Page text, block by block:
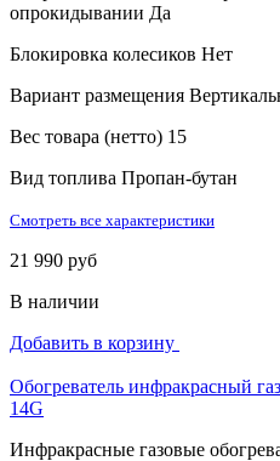
опрокидывании Да
Блокировка колесиков Нет
Вариант размещения
Вес товара (нетто) 15
Вид топлива Пропан-бутан
Смотреть все характеристики
21 990 руб
В наличии
Добавить в корзину
Обогреватель инфракрасный
14G
Инфракрасные газовые